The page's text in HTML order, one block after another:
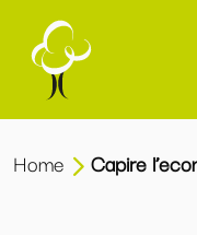
Home Capire